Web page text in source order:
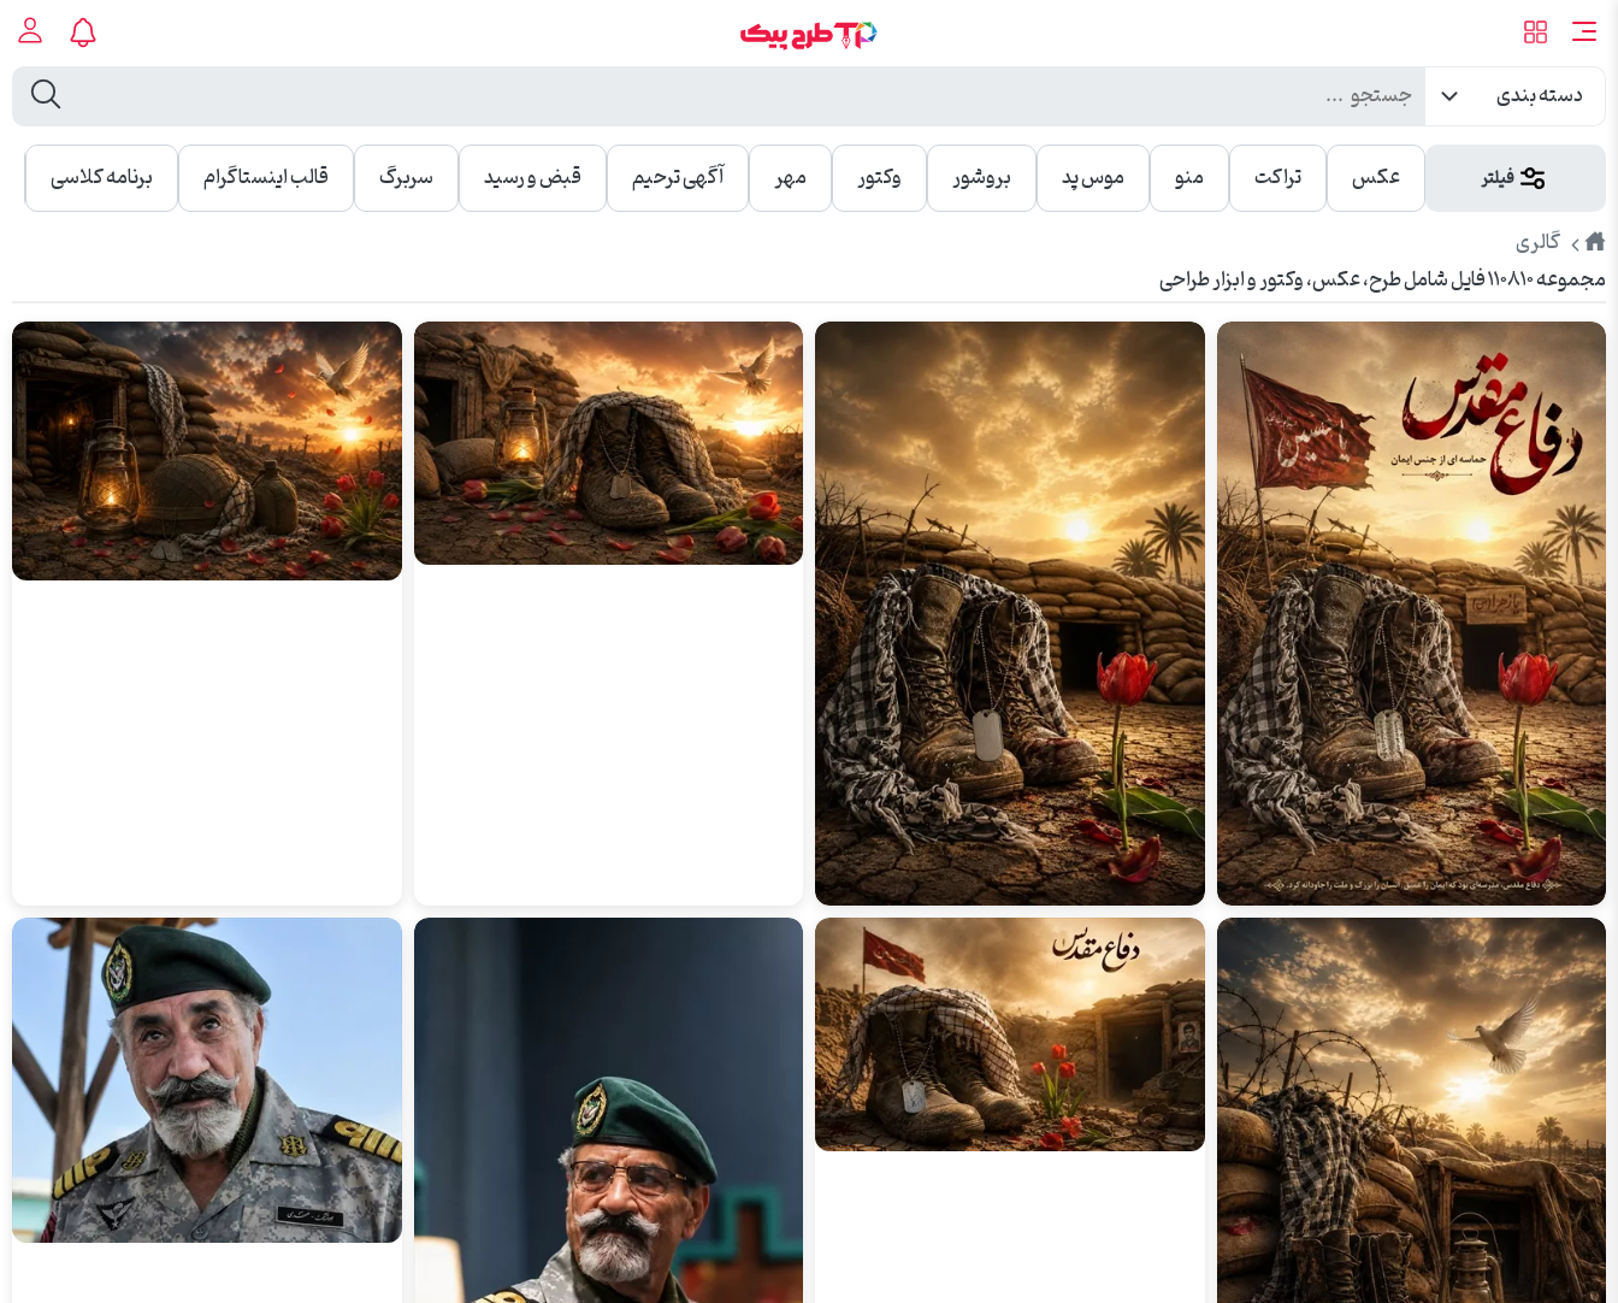
دسته بندی
فیلتر عکس تراکت منو موس پد بروشور وکتور مهر آگهی ترحیم قبض و رسید سربرگ قالب اینستاگرام برنامه کلاسی
طرح
پیک
گالری
مجموعه ۱۱۰۸۱۰ فایل شامل طرح، عکس، وکتور و ابزار طراحی